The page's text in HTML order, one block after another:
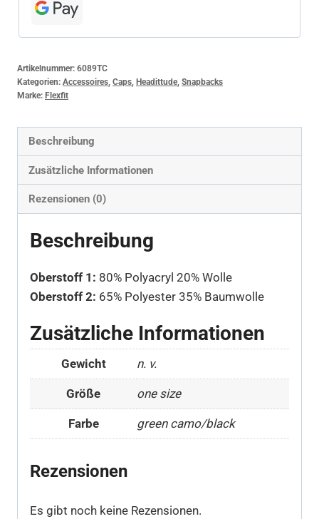
Artikelnummer: 6089TC
Kategorien: Accessoires Caps Headittude, Snapbacks
Marke: Flexfit
Beschreibung
Zusätzliche Informationen
Rezensionen (0)
Beschreibung
Oberstoff 1: 80% Polyacryl 20% Wolle
Oberstoff 2: 65% Polyester 35% Baumwolle
Zusätzliche Informationen
Gewicht n. v.
Größe one size
Farbe green camo/black
Rezensionen
Es gibt noch keine Rezensionen.